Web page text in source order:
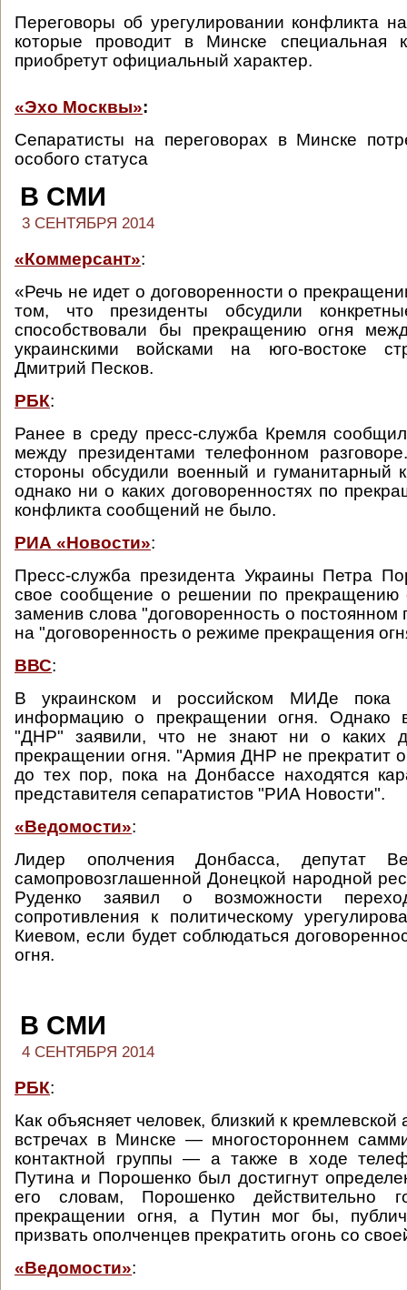
Переговоры об урегулировании конфликта
которые проводит в Минске специальная
приобретут официальный характер.
«Эхо Москвы»:
Сепаратисты на переговорах в Минске
особого статуса
В СМИ
3 СЕНТЯБРЯ 2014
«Коммерсант»:
«Речь не идет о договоренности о
том, что президенты обсудили
способствовали бы прекращению огня
украинскими войсками на юго-востоке
Дмитрий Песков.
РБК:
Ранее в среду пресс-служба Кремля
между президентами телефонном
стороны обсудили военный и гуманитарный
однако ни о каких договоренностях по
конфликта сообщений не было.
РИА «Новости»:
Пресс-служба президента Украины Петра
свое сообщение о решении по прекращению
заменив слова "договоренность о постоянном
на "договоренность о режиме прекращения
ВВС:
В украинском и российском МИДе пока
информацию о прекращении огня. Однако
"ДНР" заявили, что не знают ни о каких
прекращении огня. "Армия ДНР не прекратит
до тех пор, пока на Донбассе находятся
представителя сепаратистов "РИА Новости".
«Ведомости»:
Лидер ополчения Донбасса, депутат
самопровозглашенной Донецкой народной
Руденко заявил о возможности
сопротивления к политическому
Киевом, если будет соблюдаться
огня.
В СМИ
4 СЕНТЯБРЯ 2014
РБК:
Как объясняет человек, близкий к
встречах в Минске — многостороннем
контактной группы — а также в ходе
Путина и Порошенко был достигнут
его словам, Порошенко действительно
прекращении огня, а Путин мог бы,
призвать ополченцев прекратить огонь со
«Ведомости»: